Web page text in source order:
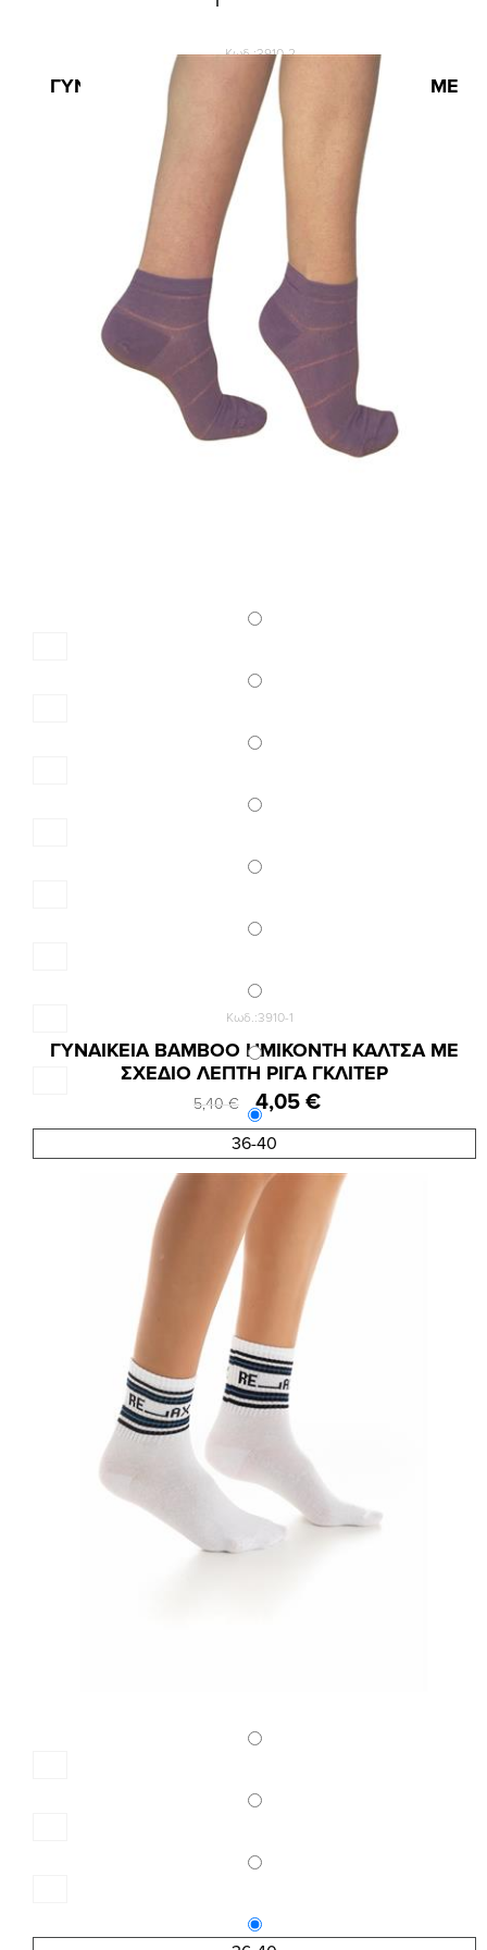
Κωδ.:3910-2
ΓΥΝΑΙΚΕΙΑ BAMBOO ΗΜΙΚΟΝΤΗ ΚΑΛΤΣΑ ΜΕ
ΣΧΕΔΙΟ ΡΙΓΕΣ
36-40
Κωδ.:3910-1
ΓΥΝΑΙΚΕΙΑ BAMBOO ΗΜΙΚΟΝΤΗ ΚΑΛΤΣΑ ΜΕ
ΣΧΕΔΙΟ ΛΕΠΤΗ ΡΙΓΑ ΓΚΛΙΤΕΡ
5,40 € 4,05 €